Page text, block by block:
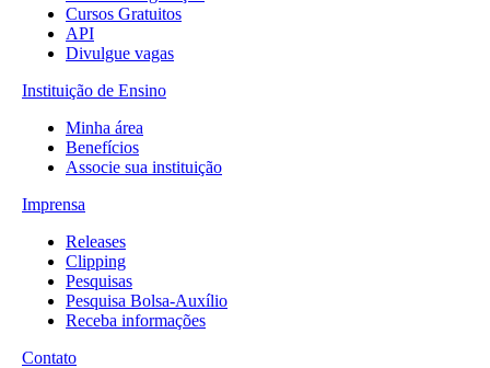
Cursos Gratuitos
API
Divulgue vagas
Instituição de Ensino
Minha área
Benefícios
Associe sua instituição
Imprensa
Releases
Clipping
Pesquisas
Pesquisa Bolsa-Auxílio
Receba informações
Contato